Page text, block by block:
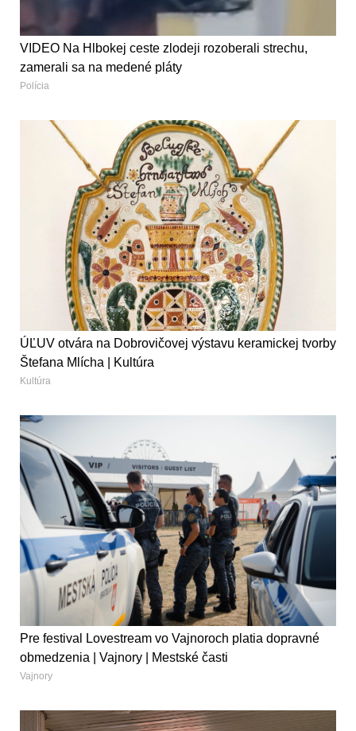
VIDEO Na Hlbokej ceste zlodeji rozoberali strechu,
zamerali sa na medené pláty
Polícia
ÚĽUV otvára na Dobrovičovej výstavu keramickej tvorby
Štefana Mlícha | Kultúra
Kultúra
Pre festival Lovestream vo Vajnoroch platia dopravné
obmedzenia | Vajnory | Mestské časti
Vajnory